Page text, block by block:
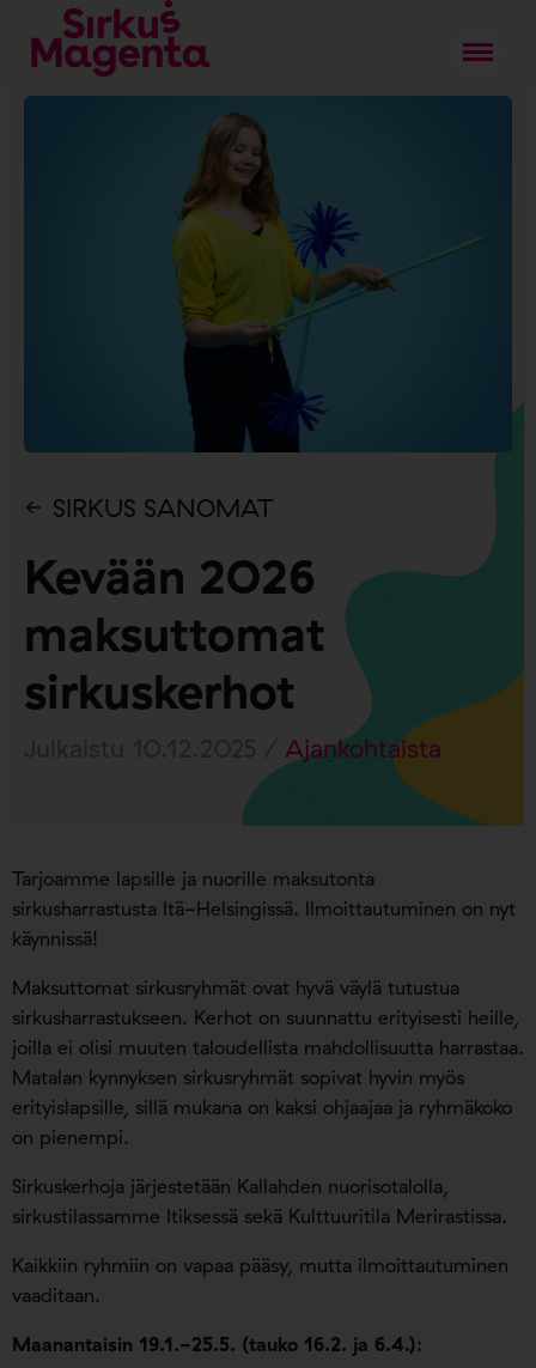
SIRKUS SANOMAT
Kevään 2026
maksuttomat
sirkuskerhot
Ajankohtaista
Tarjoamme lapsille ja nuorille maksutonta
sirkusharrastusta Itä-Helsingissä. Ilmoittautuminen on nyt
käynnissä!
Maksuttomat sirkusryhmät ovat hyvä väylä tutustua
sirkusharrastukseen. Kerhot on suunnattu erityisesti heille,
joilla ei olisi muuten taloudellista mahdollisuutta harrastaa.
Matalan kynnyksen sirkusryhmät sopivat hyvin myös
erityislapsille, sillä mukana on kaksi ohjaajaa ja ryhmäkoko
on pienempi.
Sirkuskerhoja järjestetään Kallahden nuorisotalolla,
sirkustilassamme Itiksessä sekä Kulttuuritila Merirastissa.
Kaikkiin ryhmiin on vapaa pääsy, mutta ilmoittautuminen
vaaditaan.
Maanantaisin 19.1.-25.5. (tauko 16.2. ja 6.4.):